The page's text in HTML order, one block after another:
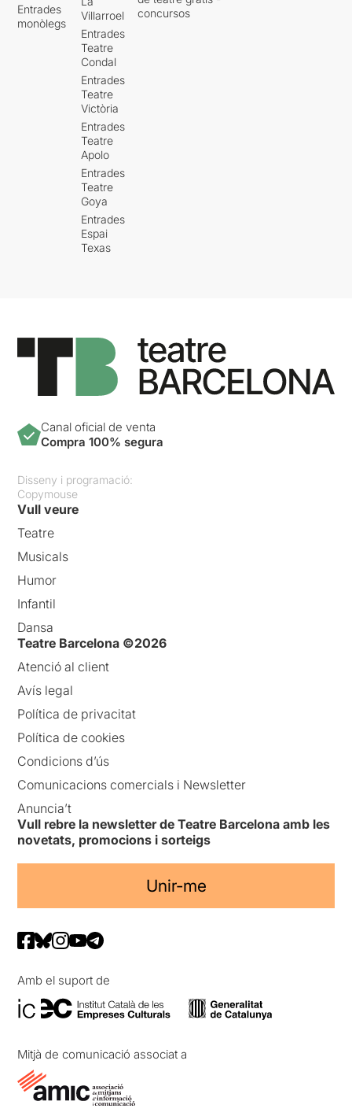
Entrades
monòlegs
Villarroel
Entrades
Teatre
Condal
Entrades
Teatre
Victòria
Entrades
Teatre
Apolo
Entrades
Teatre
Goya
Entrades
Espai
Texas
concursos
Canal oficial de venta
Compra 100% segura
Disseny i programació:
Copymouse
Vull veure
Teatre
Musicals
Humor
Infantil
Dansa
Teatre Barcelona ©2026
Atenció al client
Avís legal
Política de privacitat
Política de cookies
Condicions d’ús
Comunicacions comercials i Newsletter
Anuncia’t
Vull rebre la newsletter de Teatre Barcelona amb les
novetats, promocions i sorteigs
Unir-me
Amb el suport de
Mitjà de comunicació associat a